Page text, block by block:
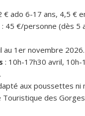
€ ado 6-17 ans, 4,5 €
: 45 €/personne (dès 5
au 1er novembre 2026.
: 10h-17h30 avril,
aux poussettes ni
des